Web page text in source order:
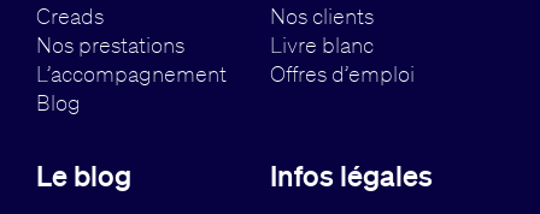
Creads
Nos prestations
L’accompagnement
Blog
Nos clients
Livre blanc
Offres d’emploi
Le blog Infos légales